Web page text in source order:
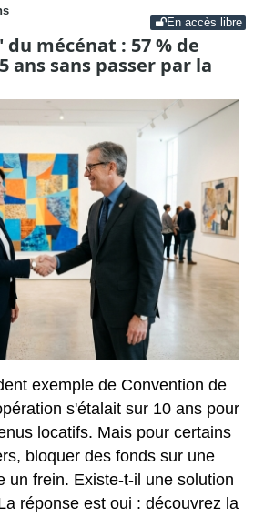
Évènements
En accès libre
du mécénat : 57 % de
ans sans passer par la
exemple de Convention de
s'étalait sur 10 ans pour
locatifs. Mais pour certains
bloquer des fonds sur une
un frein. Existe-t-il une solution
réponse est oui : découvrez la